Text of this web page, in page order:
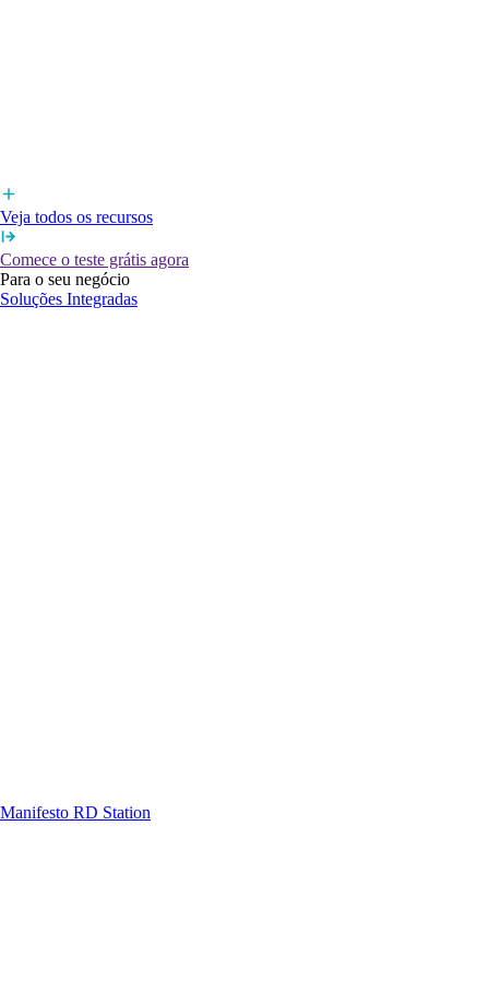
Veja todos os recursos
Comece o teste grátis agora
Para o seu negócio
Soluções Integradas
Manifesto RD Station